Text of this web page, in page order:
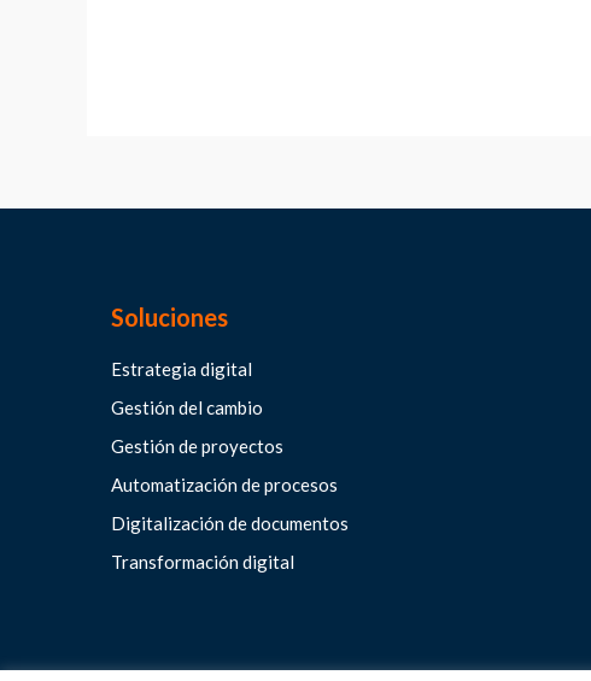
Soluciones
Estrategia digital
Gestión del cambio
Gestión de proyectos
Automatización de procesos
Digitalización de documentos
Transformación digital